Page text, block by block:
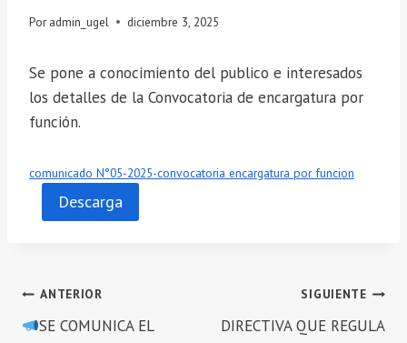
Por admin_ugel diciembre 3, 2025
Se pone a conocimiento del publico e interesados
los detalles de la Convocatoria de encargatura por
función.
comunicado N°05-2025-convocatoria encargatura por funcion
Descarga
Navegación
ANTERIOR
SE COMUNICA EL
SIGUIENTE
DIRECTIVA QUE REGULA